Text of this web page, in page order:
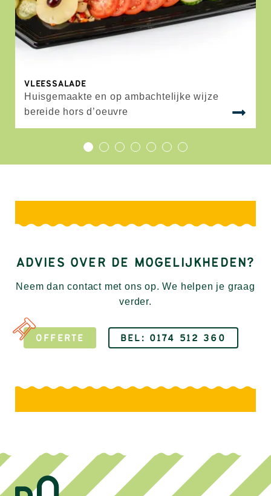
VLEESSALADE
Huisgemaakte en op ambachtelijke wijze
bereide hors d’oeuvre
ADVIES OVER DE MOGELIJKHEDEN?
Neem dan contact met ons op. We helpen je graag
verder.
OFFERTE BEL: 0174 512 360